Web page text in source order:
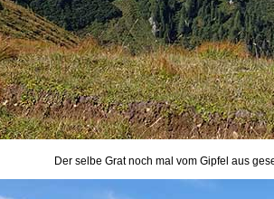
Der selbe Grat noch mal vom Gipfel aus